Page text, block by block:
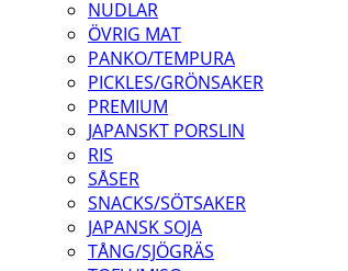
NUDLAR
ÖVRIG MAT
PANKO/TEMPURA
PICKLES/GRÖNSAKER
PREMIUM
JAPANSKT PORSLIN
RIS
SÅSER
SNACKS/SÖTSAKER
JAPANSK SOJA
TÅNG/SJÖGRÄS